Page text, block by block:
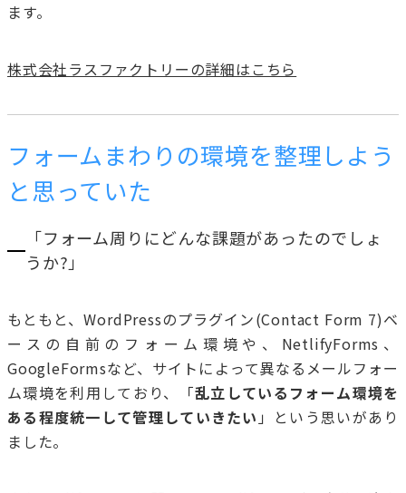
ます。
株式会社ラスファクトリーの詳細はこちら
フォームまわりの環境を整理しよう
と思っていた
「フォーム周りにどんな課題があったのでしょ
うか?」
もともと、WordPressのプラグイン(Contact Form 7)ベ
ースの自前のフォーム環境や、NetlifyForms、
GoogleFormsなど、サイトによって異なるメールフォー
ム環境を利用しており、「乱立しているフォーム環境を
ある程度統一して管理していきたい 」という思いがあり
ました。